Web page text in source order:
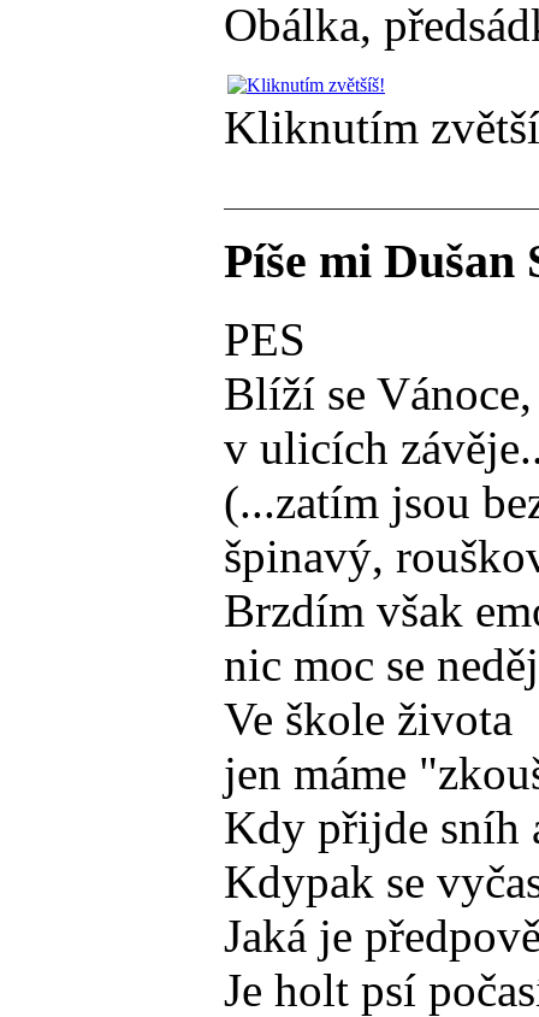
Obálka,
Kliknutím
Píše mi Dušan
PES
Blíží se Vánoce,
v ulicích
(...zatím jsou
špinavý,
Brzdím však
nic moc se
Ve škole života
jen máme
Kdy přijde sníh
Kdypak se
Jaká je
Je holt psí